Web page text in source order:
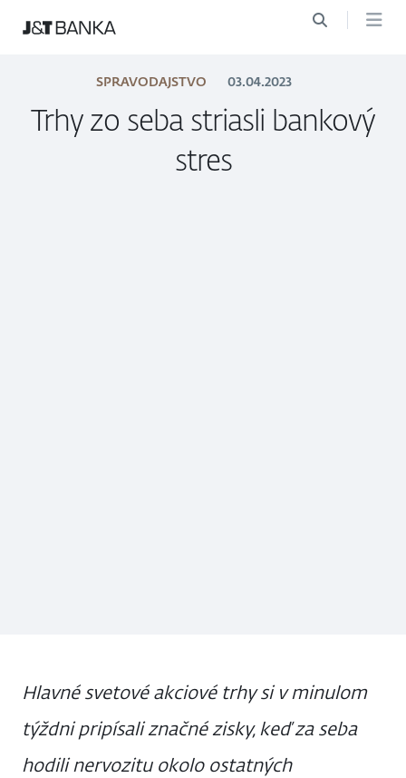
SPRAVODAJSTVO 03.04.2023
Trhy zo seba striasli bankový
stres
Hlavné svetové akciové trhy si v minulom
týždni pripísali značné zisky, keď za seba
hodili nervozitu okolo ostatných